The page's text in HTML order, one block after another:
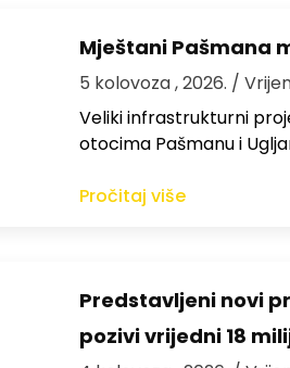
Mještani Pašmana
5 kolovoza , 2026. /
Veliki infrastrukturni
otocima Pašmanu i
Pročitaj više
Predstavljeni novi
pozivi vrijedni 18